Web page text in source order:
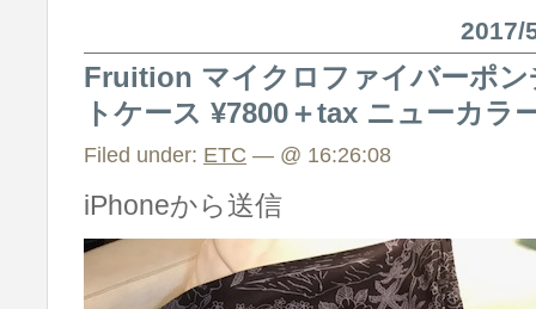
2017/
Fruition マイクロファイバーポン
トケース ¥7800＋tax ニューカラ
Filed under: ETC — @ 16:26:08
iPhoneから送信